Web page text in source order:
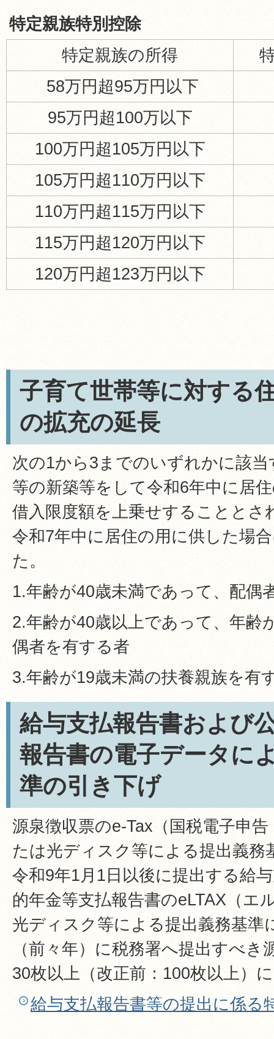
特定親族特別控除
特定親族の所得
58万円超95万円以下
95万円超100万以下
100万円超105万円以下
105万円超110万円以下
110万円超115万円以下
115万円超120万円以下
120万円超123万円以下
子育て世帯等に対する
の拡充の延長
次の1から3までのいずれかに該
等の新築等をして令和6年中に居
借入限度額を上乗せすることとさ
令和7年中に居住の用に供した場
た。
1.年齢が40歳未満であって、配偶
2.年齢が40歳以上であって、年齢
偶者を有する者
3.年齢が19歳未満の扶養親族を有
給与支払報告書および
報告書の電子データに
準の引き下げ
源泉徴収票のe-Tax（国税電子申
たは光ディスク等による提出義務
令和9年1月1日以後に提出する給
的年金等支払報告書のeLTAX（エ
光ディスク等による提出義務基準
（前々年）に税務署へ提出すべき
30枚以上（改正前：100枚以上）
給与支払報告書等の提出に係る